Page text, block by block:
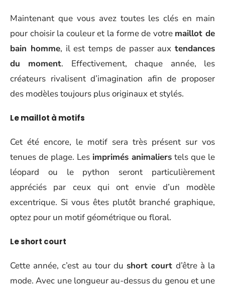
Maintenant que vous avez toutes les clés en main
pour choisir la couleur et la forme de votre maillot de
bain homme, il est temps de passer aux tendances
du moment. Effectivement, chaque année, les
créateurs rivalisent d’imagination afin de proposer
des modèles toujours plus originaux et stylés.
Lemaillot à motifs
Cet été encore, le motif sera très présent sur vos
tenues de plage. Les imprimés animaliers tels que le
léopard ou le python seront particulièrement
appréciés par ceux qui ont envie d’un modèle
excentrique. Si vous êtes plutôt branché graphique,
optez pour un motif géométrique ou floral.
Leshort court
Cette année, c’est au tour du short court d’être à la
mode. Avec une longueur au-dessus du genou et une